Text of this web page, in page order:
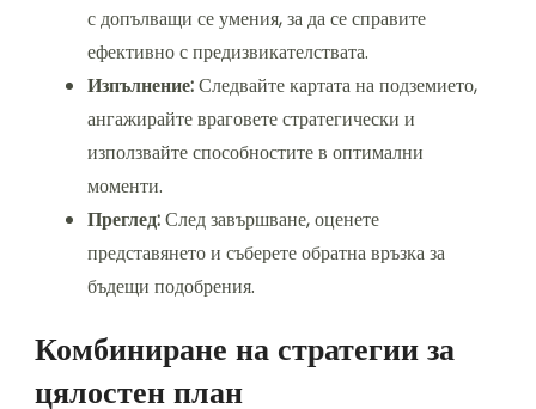
с допълващи се умения, за да се справите
ефективно с предизвикателствата.
Изпълнение:Следвайте картата на подземието,
ангажирайте враговете стратегически и
използвайте способностите в оптимални
моменти.
Преглед:След завършване, оценете
представянето и съберете обратна връзка за
бъдещи подобрения.
Комбиниране на стратегии за
цялостен план